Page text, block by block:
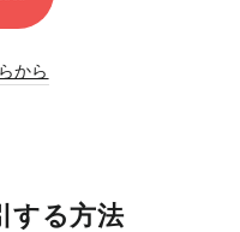
から
する方法